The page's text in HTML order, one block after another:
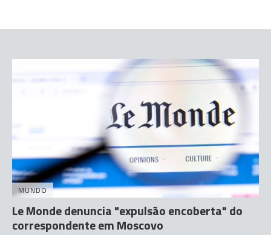
MUNDO
Le Monde denuncia "expulsão encoberta" do
correspondente em Moscovo